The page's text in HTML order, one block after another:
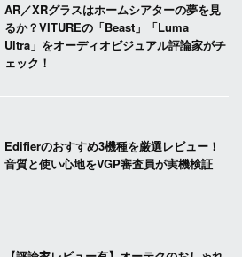
AR／XRグラスはホームシアターの夢を見
るか？VITUREの「Beast」「Luma
Ultra」をオーディオビジュアル評論家がチ
ェック！
Edifierのおすすめ3機種を厳選レビュー！
音質と使い心地をVGP審査員が実機検証